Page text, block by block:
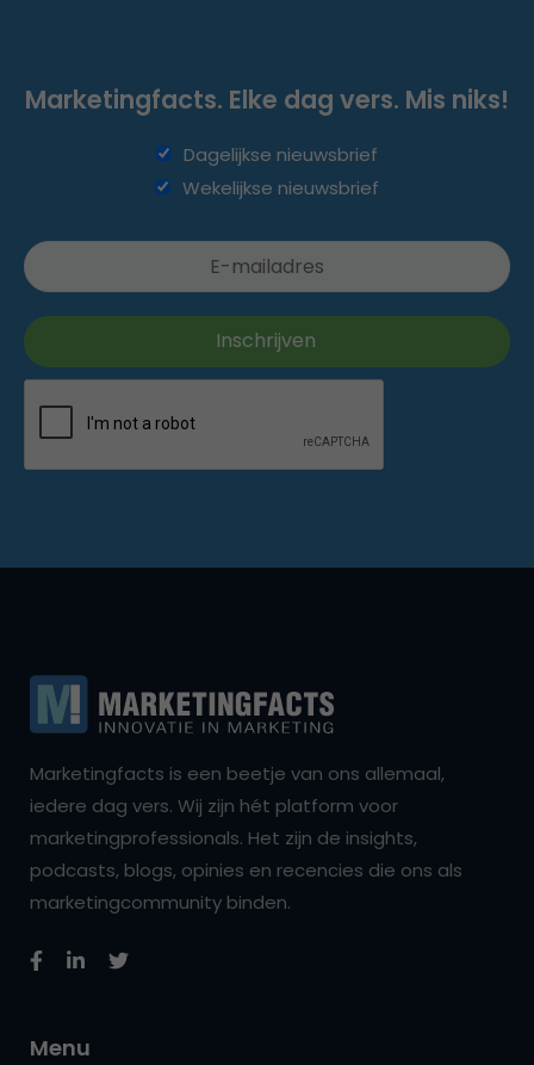
Marketingfacts. Elke dag vers. Mis niks!
Dagelijkse nieuwsbrief
Wekelijkse nieuwsbrief
Marketingfacts is een beetje van ons allemaal,
iedere dag vers. Wij zijn hét platform voor
marketingprofessionals. Het zijn de insights,
podcasts, blogs, opinies en recencies die ons als
marketingcommunity binden.
Menu